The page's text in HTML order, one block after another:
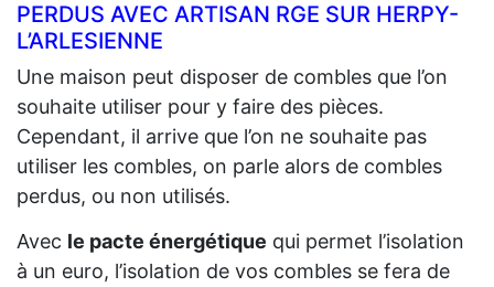
PERDUS AVEC ARTISAN RGE SUR HERPY-
L’ARLESIENNE
Une maison peut disposer de combles que l’on
souhaite utiliser pour y faire des pièces.
Cependant, il arrive que l’on ne souhaite pas
utiliser les combles, on parle alors de combles
perdus, ou non utilisés.
Avec le pacte énergétique qui permet l’isolation
à un euro, l’isolation de vos combles se fera de